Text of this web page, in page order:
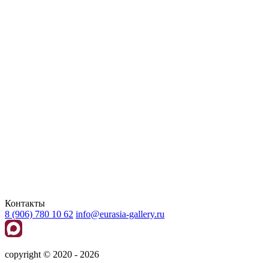
Контакты
8 (906) 780 10 62 info@eurasia-gallery.ru
сopyright © 2020 - 2026